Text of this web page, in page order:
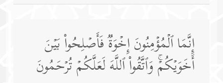
إِنَّمَا ٱلۡمُؤۡمِنُونَ إِخۡوَةࣱ فَأَصۡلِحُوا۟ بَیۡنَ
أَخَوَیۡكُمۡۚ وَٱتَّقُوا۟ ٱللَّهَ لَعَلَّكُمۡ تُرۡحَمُونَ